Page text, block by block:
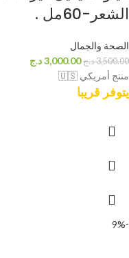
الشعر-60مل .
الصحة والجمال
3,500.00د.ج 3,000.00د.ج
منتج أمريكي 🇺🇸
يتوفر قريبا
-9%